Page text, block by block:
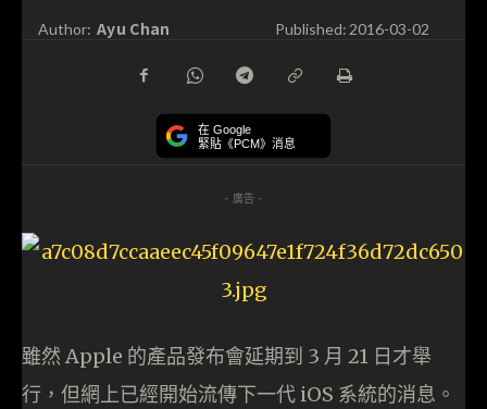
Author: Ayu Chan Published:2016-03-02
在 Google
緊貼《PCM》消息
- 廣告 -
雖然 Apple 的產品發布會延期到 3 月 21 日才舉
行，但網上已經開始流傳下一代 iOS 系統的消息。